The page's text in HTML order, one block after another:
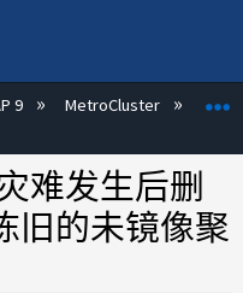
9 MetroCluster
难发生后删
旧的未镜像聚